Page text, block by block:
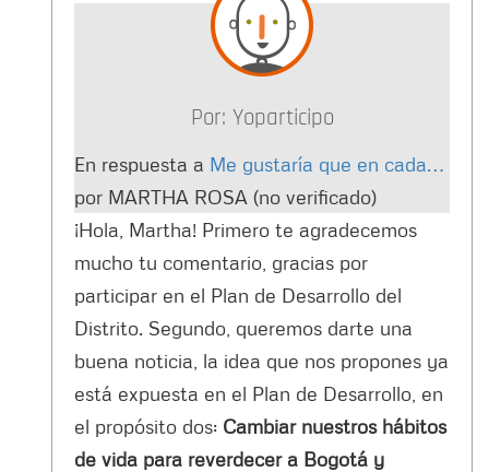
Por: Yoparticipo
En respuesta a Me gustaría que en cada…
por MARTHA ROSA (no verificado)
¡Hola, Martha! Primero te agradecemos
mucho tu comentario, gracias por
participar en el Plan de Desarrollo del
Distrito. Segundo, queremos darte una
buena noticia, la idea que nos propones ya
está expuesta en el Plan de Desarrollo, en
el propósito dos: Cambiar nuestros hábitos
de vida para reverdecer a Bogotá y